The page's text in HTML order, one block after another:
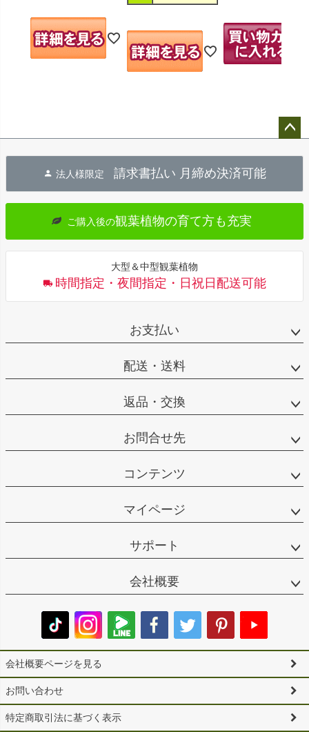
へ
法人様限定 請求書払い 月締め決済可能
ご購入後の観葉植物の育て方も充実
大型＆中型観葉植物
時間指定・夜間指定・日祝日配送可能
お支払い
配送・送料
返品・交換
お問合せ先
コンテンツ
マイページ
サポート
会社概要
会社概要ページを見る
お問い合わせ
特定商取引法に基づく表示